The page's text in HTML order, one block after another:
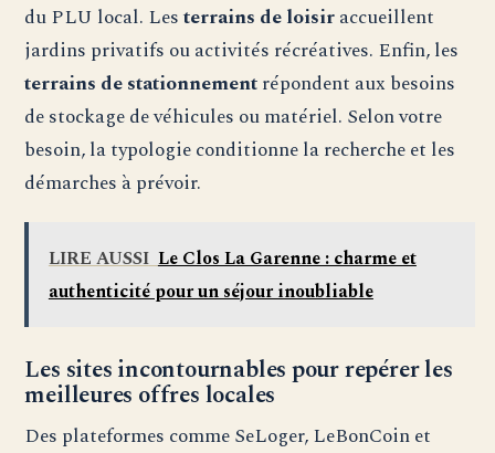
du PLU local. Lesterrains de loisiraccueillent
jardins privatifs ou activités récréatives. Enfin, les
terrains de stationnementrépondent aux besoins
de stockage de véhicules ou matériel. Selon votre
besoin, la typologie conditionne la recherche et les
démarches à prévoir.
LIRE AUSSI Le Clos La Garenne : charme et
authenticité pour un séjour inoubliable
Les sites incontournables pour repérer les
meilleures offres locales
Des plateformes comme SeLoger, LeBonCoin et